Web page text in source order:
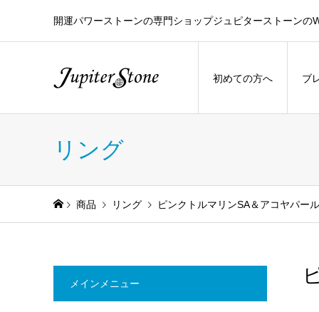
開運パワーストーンの専門ショップジュピターストーンの
初めての方へ ブ
リング
商品 リング ピンクトルマリンSA＆アコヤパー
メインメニュー